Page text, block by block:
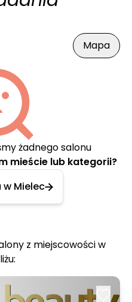
Mapa
żadnego salonu
mieście lub kategorii?
Mielec
z miejscowości w